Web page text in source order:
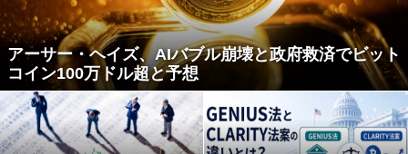
アーサー・ヘイズ、AIバブル崩壊と政府救済でビット
コイン100万ドル超と予想